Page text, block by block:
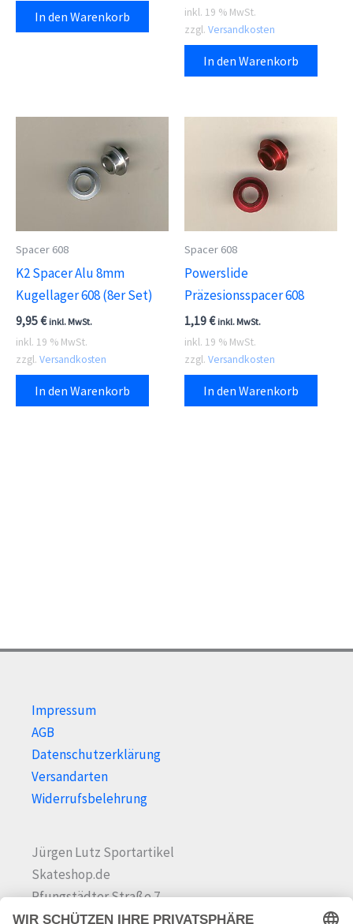
In den Warenkorb
inkl. 19 % MwSt.
zzgl. Versandkosten
In den Warenkorb
Spacer 608
K2 Spacer Alu 8mm
Kugellager 608 (8er Set)
9,95€ inkl. MwSt.
inkl. 19 % MwSt.
zzgl. Versandkosten
In den Warenkorb
Spacer 608
Powerslide
Präzesionsspacer 608
1,19€ inkl. MwSt.
inkl. 19 % MwSt.
zzgl. Versandkosten
In den Warenkorb
Impressum
AGB
Datenschutzerklärung
Versandarten
Widerrufsbelehrung
Jürgen Lutz Sportartikel
Skateshop.de
Pfungstädter Straße 7
64342 Seeheim-Jugenheim